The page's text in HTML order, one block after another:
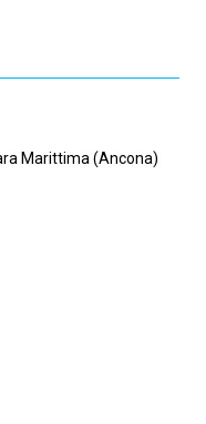
Marittima (Ancona)